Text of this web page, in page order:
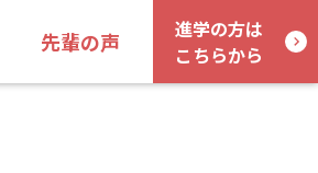
先輩の声
進学の方は
こちらから